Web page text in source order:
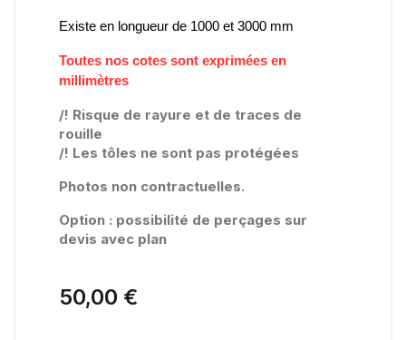
Existe en longueur de 1000 et 3000 mm
Toutes nos cotes sont exprimées en
millimètres
/! Risque de rayure et de traces de
rouille
/! Les tôles ne sont pas protégées
Photos non contractuelles.
Option : possibilité de perçages sur
devis avec plan
50,00 €